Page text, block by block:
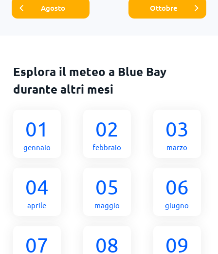
Agosto Ottobre
Esplora il meteo a Blue Bay
durante altri mesi
01
gennaio
02
febbraio
03
marzo
04
aprile
05
maggio
06
giugno
07 08 09